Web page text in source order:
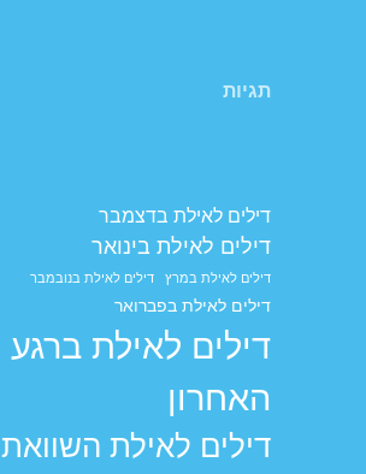
תגיות
דילים לאילת בדצמבר
דילים לאילת בינואר
דילים לאילת במרץ דילים לאילת בנובמבר
דילים לאילת בפברואר
דילים לאילת ברגע
האחרון
דילים לאילת השוואת